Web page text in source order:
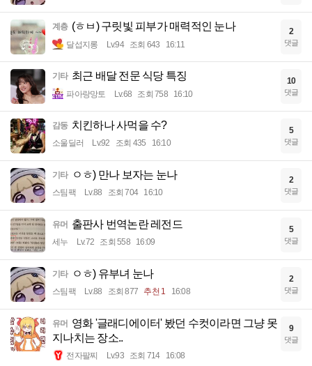
계층 (ㅎㅂ) 구릿빛 피부가 매력적인 눈나
달섭지롱 Lv.94 조회 643 16:11
2
댓글
기타 최근 배달 전문 식당 특징
파아랑망토 Lv.68 조회 758 16:10
10
댓글
감동 치킨하나 사먹을 수?
소울딜러 Lv.92 조회 435 16:10
5
댓글
기타 ㅇㅎ) 만나 보자는 눈나
스팀팩 Lv.88 조회 704 16:10
2
댓글
유머 출판사 번역논란 레전드
세누 Lv.72 조회 558 16:09
5
댓글
기타 ㅇㅎ) 유부녀 눈나
스팀팩 Lv.88 조회 877 추천 1 16:08
2
댓글
유머 영화 '글래디에이터' 봤던 수컷이라면 그냥 못
지나치는 장소..
전자팔찌 Lv.93 조회 714 16:08
9
댓글